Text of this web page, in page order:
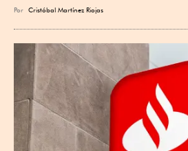
Por Cristóbal Martínez Riojas